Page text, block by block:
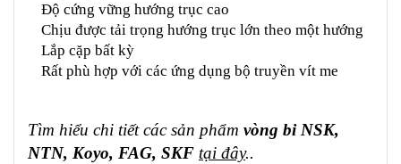
Độ cứng vững hướng trục cao
Chịu được tải trọng hướng trục lớn theo một hướng
Lắp cặp bất kỳ
Rất phù hợp với các ứng dụng bộ truyền vít me
Tìm hiểu chi tiết các sản phẩm vòng bi NSK,
NTN, Koyo, FAG, SKF tại đây..